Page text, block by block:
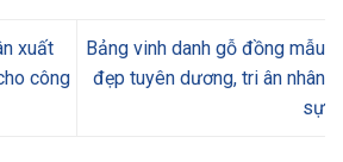
xuất
công
Bảng vinh danh gỗ đồng mẫu
đẹp tuyên dương, tri ân nhân
sự